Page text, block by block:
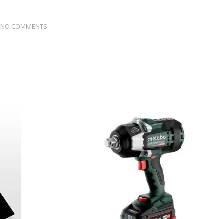
NO COMMENTS